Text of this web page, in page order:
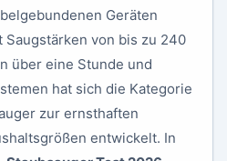
Geräten
von bis zu 240
über eine Stunde und
hat sich die Kategorie
zur ernsthaften
entwickelt. In